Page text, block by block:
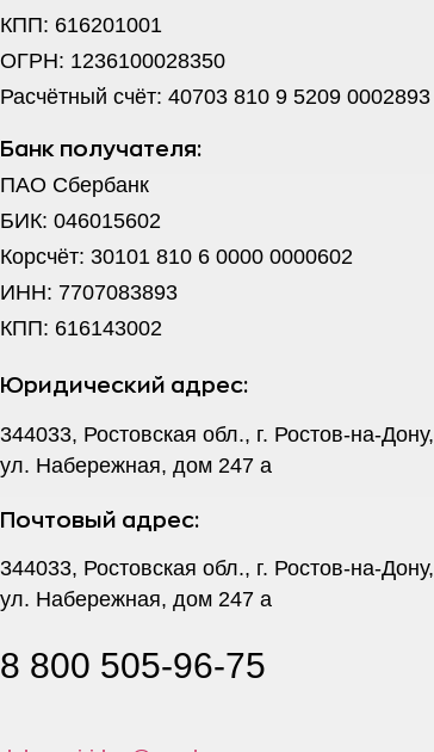
КПП: 616201001
ОГРН: 1236100028350
Расчётный счёт: 40703 810 9 5209 0002893
Банк получателя:
ПАО Сбербанк
БИК: 046015602
Корсчёт: 30101 810 6 0000 0000602
ИНН: 7707083893
КПП: 616143002
Юридический адрес:
344033, Ростовская обл., г. Ростов-на-Дону,
ул. Набережная, дом 247 а
Почтовый адрес:
344033, Ростовская обл., г. Ростов-на-Дону,
ул. Набережная, дом 247 а
8 800 505-96-75